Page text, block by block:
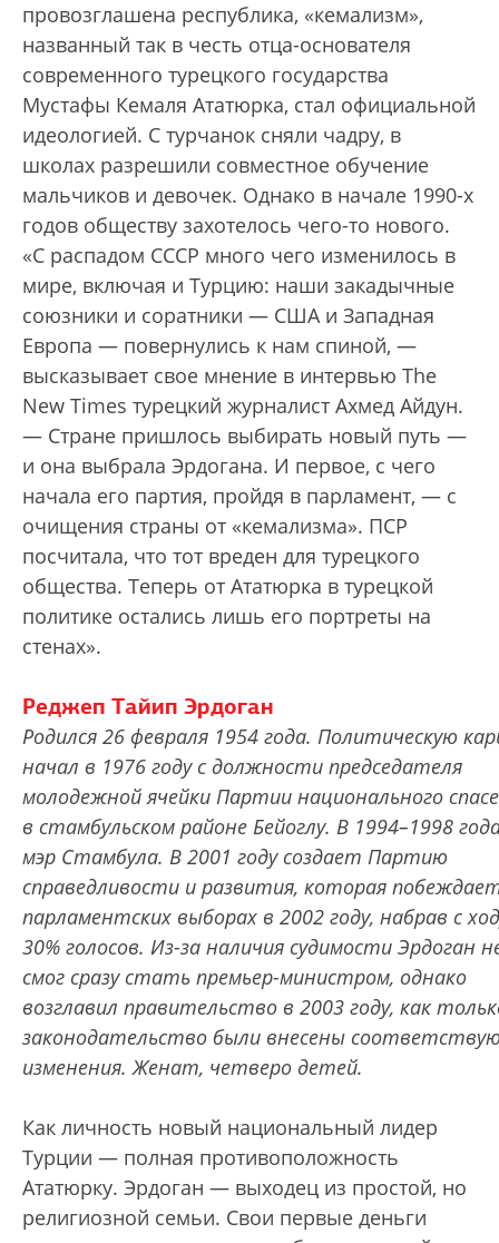
провозглашена республика, «кемализм»,
названный так в честь отца-основателя
современного турецкого государства
Мустафы Кемаля Ататюрка, стал официальной
идеологией. С турчанок сняли чадру, в
школах разрешили совместное обучение
мальчиков и девочек. Однако в начале 1990-х
годов обществу захотелось чего-то нового.
«С распадом СССР много чего изменилось в
мире, включая и Турцию: наши закадычные
союзники и соратники — США и Западная
Европа — повернулись к нам спиной, —
высказывает свое мнение в интервью The
New Times турецкий журналист Ахмед Айдун.
— Стране пришлось выбирать новый путь —
и она выбрала Эрдогана. И первое, с чего
начала его партия, пройдя в парламент, — с
очищения страны от «кемализма». ПСР
посчитала, что тот вреден для турецкого
общества. Теперь от Ататюрка в турецкой
политике остались лишь его портреты на
стенах».
Реджеп Тайип Эрдоган
Родился 26 февраля 1954 года. Политическую
начал в 1976 году с должности председателя
молодежной ячейки Партии национального
в стамбульском районе Бейоглу. В 1994–1998
мэр Стамбула. В 2001 году создает Партию
справедливости и развития, которая
парламентских выборах в 2002 году, набрав с
30% голосов. Из-за наличия судимости Эрдоган
смог сразу стать премьер-министром, однако
возглавил правительство в 2003 году, как
законодательство были внесены
изменения. Женат, четверо детей.
Как личность новый национальный лидер
Турции — полная противоположность
Ататюрку. Эрдоган — выходец из простой, но
религиозной семьи. Свои первые деньги